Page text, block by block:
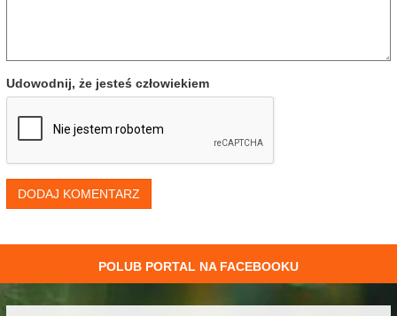
Udowodnij, że jesteś człowiekiem
DODAJ KOMENTARZ
POLUB PORTAL NA FACEBOOKU